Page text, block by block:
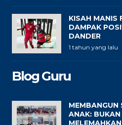
KISAH MANIS
DAMPAK
DANDER
1 tahun yang lalu
Blog Guru
MEMBANGUN
ANAK: